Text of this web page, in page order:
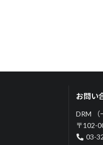
お問い
DRM （
〒102-
03-